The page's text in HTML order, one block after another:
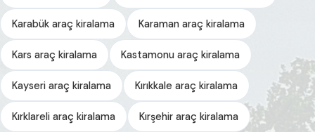
Karabük araç kiralama Karaman araç kiralama
Kars araç kiralama Kastamonu araç kiralama
Kayseri araç kiralama Kırıkkale araç kiralama
Kırklareli araç kiralama Kırşehir araç kiralama